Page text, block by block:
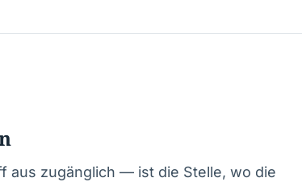
aus zugänglich — ist die Stelle, wo die